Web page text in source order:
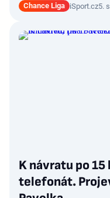
Chance Liga iSport.cz5.
K návratu po
telefonát.